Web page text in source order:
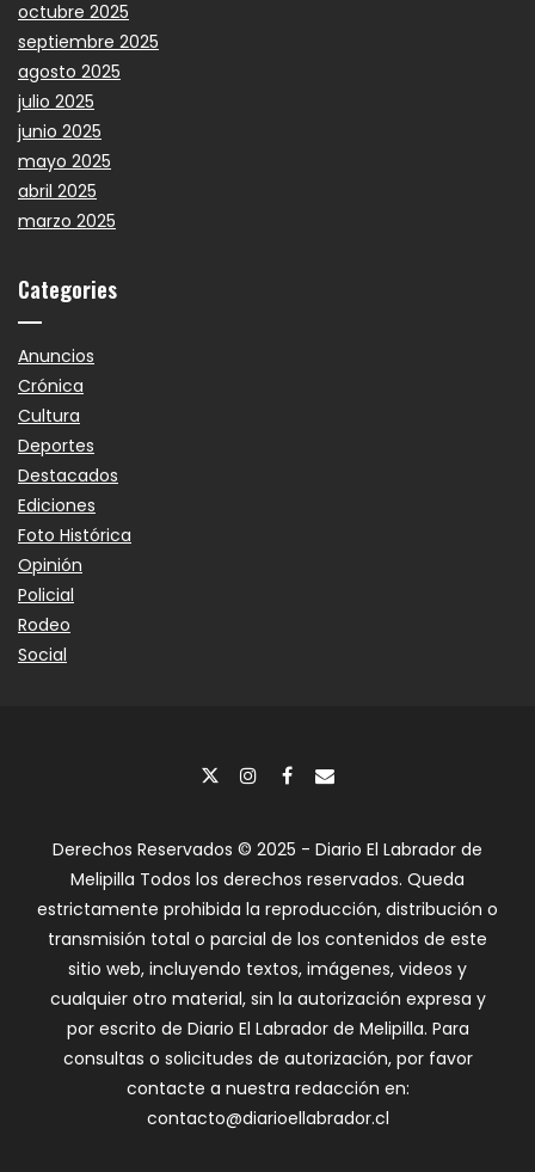
octubre 2025
septiembre 2025
agosto 2025
julio 2025
junio 2025
mayo 2025
abril 2025
marzo 2025
Categories
Anuncios
Crónica
Cultura
Deportes
Destacados
Ediciones
Foto Histórica
Opinión
Policial
Rodeo
Social
Derechos Reservados © 2025 - Diario El Labrador de
Melipilla Todos los derechos reservados. Queda
estrictamente prohibida la reproducción, distribución o
transmisión total o parcial de los contenidos de este
sitio web, incluyendo textos, imágenes, videos y
cualquier otro material, sin la autorización expresa y
por escrito de Diario El Labrador de Melipilla. Para
consultas o solicitudes de autorización, por favor
contacte a nuestra redacción en:
contacto@diarioellabrador.cl